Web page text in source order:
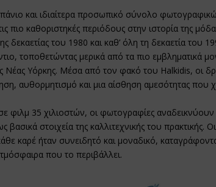
και ιδιαίτερα προσωπικό σύνολο
πιο καθοριστηκές περιόδους στην ιστορία της
δεκαετίας του 1980 και καθ’ όλη τη δεκαετία του
τοποθετώντας μερικά από τα πιο εμβληματικά
Νέας Υόρκης. Μέσα από τον φακό του Halkidis, οι
αυθορμητισμό και μια αίσθηση αμεσότητας που
φιλμ 35 χιλιοστών, οι φωτογραφίες αναδεικνύουν
βασικά στοιχεία της καλλιτεχνικής του
καρέ ήταν συνειδητό και μοναδικό,
που το περιβάλλει.